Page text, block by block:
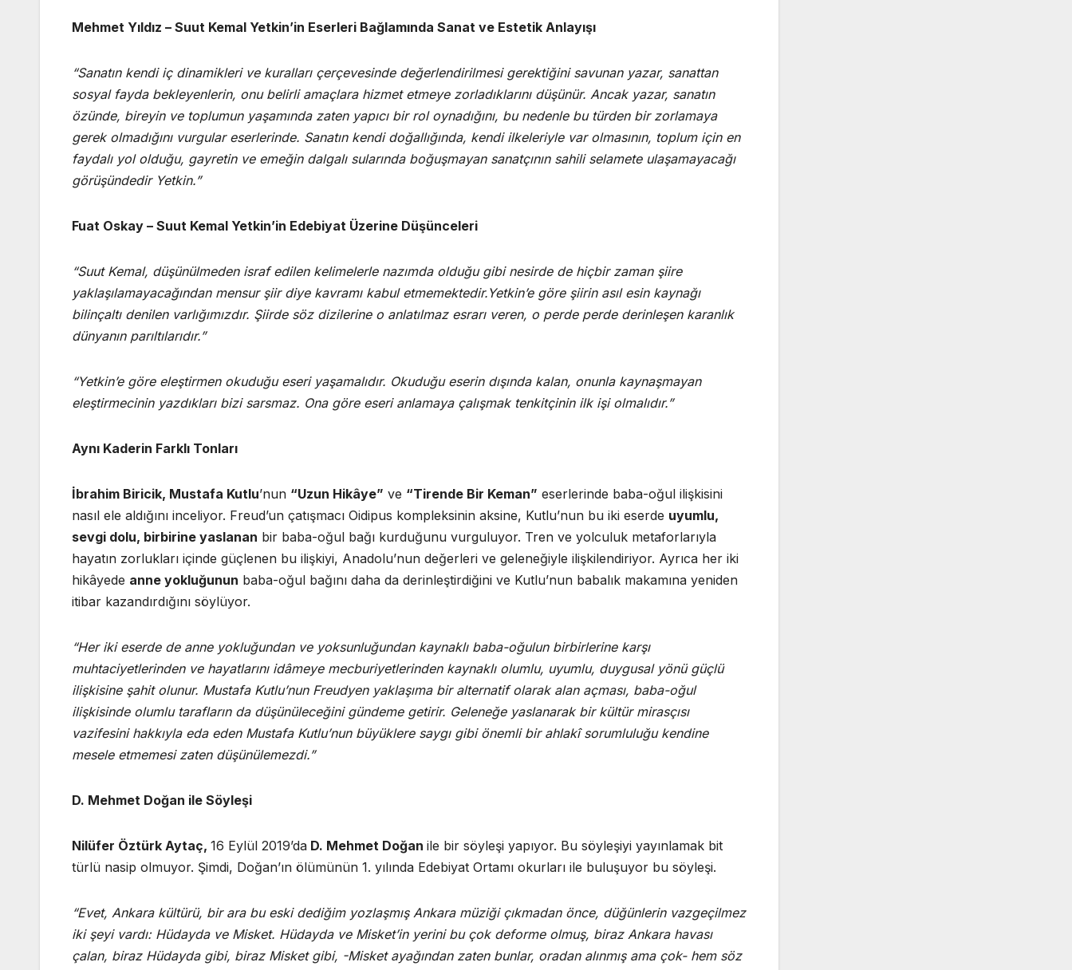
Mehmet Yıldız – Suut Kemal Yetkin’in Eserleri Bağlamında Sanat ve Estetik Anlayışı
“Sanatın kendi iç dinamikleri ve kuralları çerçevesinde değerlendirilmesi gerektiğini savunan yazar, sanattan
sosyal fayda bekleyenlerin, onu belirli amaçlara hizmet etmeye zorladıklarını düşünür. Ancak yazar, sanatın
özünde, bireyin ve toplumun yaşamında zaten yapıcı bir rol oynadığını, bu nedenle bu türden bir zorlamaya
gerek olmadığını vurgular eserlerinde. Sanatın kendi doğallığında, kendi ilkeleriyle var olmasının, toplum için en
faydalı yol olduğu, gayretin ve emeğin dalgalı sularında boğuşmayan sanatçının sahili selamete ulaşamayacağı
görüşündedir Yetkin.”
Fuat Oskay – Suut Kemal Yetkin’in Edebiyat Üzerine Düşünceleri
“Suut Kemal, düşünülmeden israf edilen kelimelerle nazımda olduğu gibi nesirde de hiçbir zaman şiire
yaklaşılamayacağından mensur şiir diye kavramı kabul etmemektedir.Yetkin’e göre şiirin asıl esin kaynağı
bilinçaltı denilen varlığımızdır. Şiirde söz dizilerine o anlatılmaz esrarı veren, o perde perde derinleşen karanlık
dünyanın parıltılarıdır.”
“Yetkin’e göre eleştirmen okuduğu eseri yaşamalıdır. Okuduğu eserin dışında kalan, onunla kaynaşmayan
eleştirmecinin yazdıkları bizi sarsmaz. Ona göre eseri anlamaya çalışmak tenkitçinin ilk işi olmalıdır.”
Aynı Kaderin Farklı Tonları
İbrahim Biricik, Mustafa Kutlu’nun “Uzun Hikâye” ve “Tirende Bir Keman” eserlerinde baba-oğul ilişkisini
nasıl ele aldığını inceliyor. Freud’un çatışmacı Oidipus kompleksinin aksine, Kutlu’nun bu iki eserde uyumlu,
sevgi dolu, birbirine yaslanan bir baba-oğul bağı kurduğunu vurguluyor. Tren ve yolculuk metaforlarıyla
hayatın zorlukları içinde güçlenen bu ilişkiyi, Anadolu’nun değerleri ve geleneğiyle ilişkilendiriyor. Ayrıca her iki
hikâyede anne yokluğunun baba-oğul bağını daha da derinleştirdiğini ve Kutlu’nun babalık makamına yeniden
itibar kazandırdığını söylüyor.
“Her iki eserde de anne yokluğundan ve yoksunluğundan kaynaklı baba-oğulun birbirlerine karşı
muhtaciyetlerinden ve hayatlarını idâmeye mecburiyetlerinden kaynaklı olumlu, uyumlu, duygusal yönü güçlü
ilişkisine şahit olunur. Mustafa Kutlu’nun Freudyen yaklaşıma bir alternatif olarak alan açması, baba-oğul
ilişkisinde olumlu tarafların da düşünüleceğini gündeme getirir. Geleneğe yaslanarak bir kültür mirasçısı
vazifesini hakkıyla eda eden Mustafa Kutlu’nun büyüklere saygı gibi önemli bir ahlakî sorumluluğu kendine
mesele etmemesi zaten düşünülemezdi.”
D. Mehmet Doğan ile Söyleşi
Nilüfer Öztürk Aytaç, 16 Eylül 2019’da D. Mehmet Doğan ile bir söyleşi yapıyor. Bu söyleşiyi yayınlamak bit
türlü nasip olmuyor. Şimdi, Doğan’ın ölümünün 1. yılında Edebiyat Ortamı okurları ile buluşuyor bu söyleşi.
“Evet, Ankara kültürü, bir ara bu eski dediğim yozlaşmış Ankara müziği çıkmadan önce, düğünlerin vazgeçilmez
iki şeyi vardı: Hüdayda ve Misket. Hüdayda ve Misket’in yerini bu çok deforme olmuş, biraz Ankara havası
çalan, biraz Hüdayda gibi, biraz Misket gibi, -Misket ayağından zaten bunlar, oradan alınmış ama çok- hem söz